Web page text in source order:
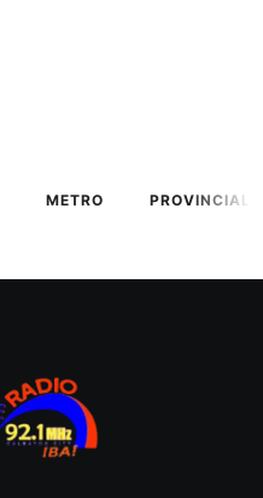
METRO PROVINCIAL